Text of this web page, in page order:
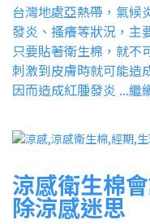
台灣地處亞熱帶，氣候
發炎、搔癢等狀況，主
只要貼著衛生棉，就不
刺激到皮膚時就可能造
因而造成紅腫發炎 ...繼
涼感衛生棉
除涼感迷思